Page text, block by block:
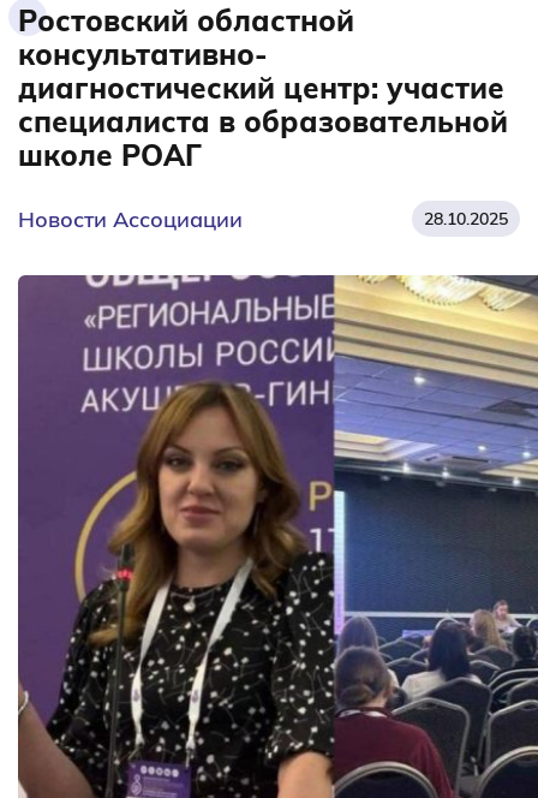
Ростовский областной
консультативно-
диагностический центр: участие
специалиста в образовательной
школе РОАГ
Новости Ассоциации 28.10.2025